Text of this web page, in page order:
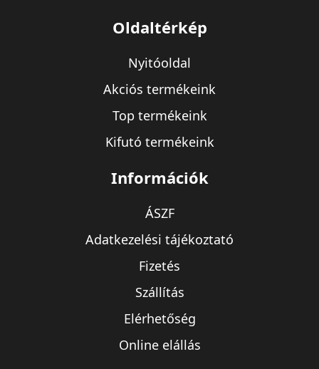
Oldaltérkép
Nyitóoldal
Akciós termékeink
Top termékeink
Kifutó termékeink
Információk
ÁSZF
Adatkezelési tájékoztató
Fizetés
Szállítás
Elérhetőség
Online elállás